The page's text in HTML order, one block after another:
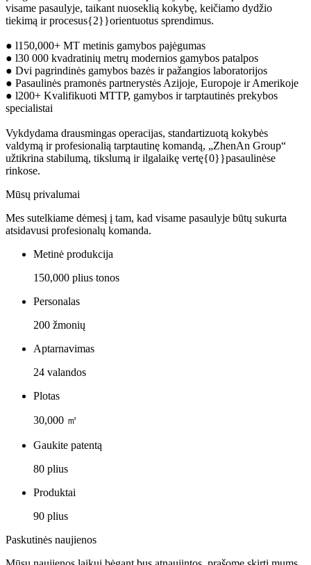
visame pasaulyje, taikant nuoseklią kokybę, keičiamo dydžio
tiekimą ir procesus{2}}orientuotus sprendimus.
● l150,000+ MT metinis gamybos pajėgumas
● l30 000 kvadratinių metrų modernios gamybos patalpos
● Dvi pagrindinės gamybos bazės ir pažangios laboratorijos
● Pasaulinės pramonės partnerystės Azijoje, Europoje ir Amerikoje
● l200+ Kvalifikuoti MTTP, gamybos ir tarptautinės prekybos
specialistai
Vykdydama drausmingas operacijas, standartizuotą kokybės
valdymą ir profesionalią tarptautinę komandą, „ZhenAn Group“
užtikrina stabilumą, tikslumą ir ilgalaikę vertę{0}}pasaulinėse
rinkose.
Mūsų privalumai
Mes sutelkiame dėmesį į tam, kad visame pasaulyje būtų sukurta
atsidavusi profesionalų komanda.
Metinė produkcija
150,000 plius tonos
Personalas
200 žmonių
Aptarnavimas
24 valandos
Plotas
30,000 ㎡
Gaukite patentą
80 plius
Produktai
90 plius
Paskutinės naujienos